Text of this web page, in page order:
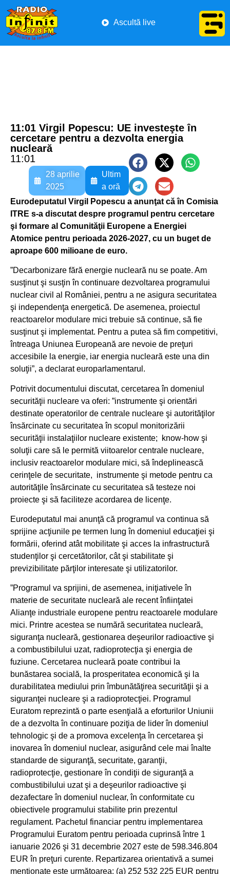
Ascultă live
11:01 Virgil Popescu: UE investeşte în
cercetare pentru a dezvolta energia
nucleară
11:01
28 aprilie
2025
Ultim
a oră
Eurodeputatul Virgil Popescu a anunţat că în Comisia
ITRE s-a discutat despre programul pentru cercetare
şi formare al Comunităţii Europene a Energiei
Atomice pentru perioada 2026-2027, cu un buget de
aproape 600 milioane de euro.
”Decarbonizare fără energie nucleară nu se poate. Am
susţinut şi susţin în continuare dezvoltarea programului
nuclear civil al României, pentru a ne asigura securitatea
şi independenţa energetică. De asemenea, proiectul
reactoarelor modulare mici trebuie să continue, să fie
susţinut şi implementat. Pentru a putea să fim competitivi,
întreaga Uniunea Europeană are nevoie de preţuri
accesibile la energie, iar energia nucleară este una din
soluţii”, a declarat europarlamentarul.
Potrivit documentului discutat, cercetarea în domeniul
securităţii nucleare va oferi: ”instrumente şi orientări
destinate operatorilor de centrale nucleare şi autorităţilor
însărcinate cu securitatea în scopul monitorizării
securităţii instalaţiilor nucleare existente; ⁠know-how şi
soluţii care să le permită viitoarelor centrale nucleare,
inclusiv reactoarelor modulare mici, să îndeplinească
cerinţele de securitate, ⁠instrumente şi metode pentru ca
autorităţile însărcinate cu securitatea să testeze noi
proiecte şi să faciliteze acordarea de licenţe.
Eurodeputatul mai anunţă că programul va continua să
sprijine acţiunile pe termen lung în domeniul educaţiei şi
formării, oferind atât mobilitate şi acces la infrastructură
studenţilor şi cercetătorilor, cât şi stabilitate şi
previzibilitate părţilor interesate şi utilizatorilor.
”Programul va sprijini, de asemenea, iniţiativele în
materie de securitate nucleară ale recent înfiinţatei
Alianţe industriale europene pentru reactoarele modulare
mici. Printre acestea se numără securitatea nucleară,
siguranţa nucleară, gestionarea deşeurilor radioactive şi
a combustibilului uzat, radioprotecţia şi energia de
fuziune. Cercetarea nucleară poate contribui la
bunăstarea socială, la prosperitatea economică şi la
durabilitatea mediului prin îmbunătăţirea securităţii şi a
siguranţei nucleare şi a radioprotecţiei. Programul
Euratom reprezintă o parte esenţială a eforturilor Uniunii
de a dezvolta în continuare poziţia de lider în domeniul
tehnologic şi de a promova excelenţa în cercetarea şi
inovarea în domeniul nuclear, asigurând cele mai înalte
standarde de siguranţă, securitate, garanţii,
radioprotecţie, gestionare în condiţii de siguranţă a
combustibilului uzat şi a deşeurilor radioactive şi
dezafectare în domeniul nuclear, în conformitate cu
obiectivele programului stabilite prin prezentul
regulament. Pachetul financiar pentru implementarea
Programului Euratom pentru perioada cuprinsă între 1
ianuarie 2026 şi 31 decembrie 2027 este de 598.346.804
EUR în preţuri curente. Repartizarea orientativă a sumei
menţionate este următoarea: (a) 252 532 225 EUR pentru